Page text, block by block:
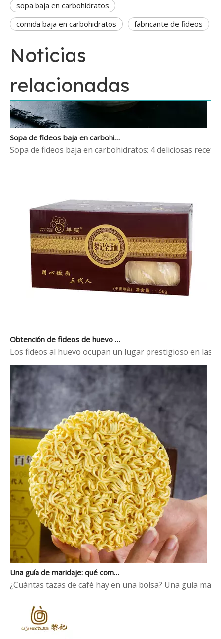
sopa baja en carbohidratos
comida baja en carbohidratos
fabricante de fideos
Noticias
relacionadas
Sopa de fideos baja en carbohidratos: 4 deliciosas
Los fideos al huevo ocupan un lugar prestigioso en las
Una guía de maridaje: qué comer con fideos chinos al huevo
¿Cuántas tazas de café hay en una bolsa? Una guía